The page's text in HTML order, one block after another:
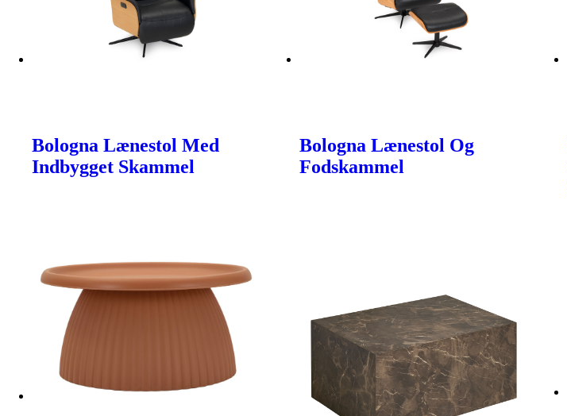
Bologna Lænestol Med
Indbygget Skammel
Bologna Lænestol Og
Fodskammel